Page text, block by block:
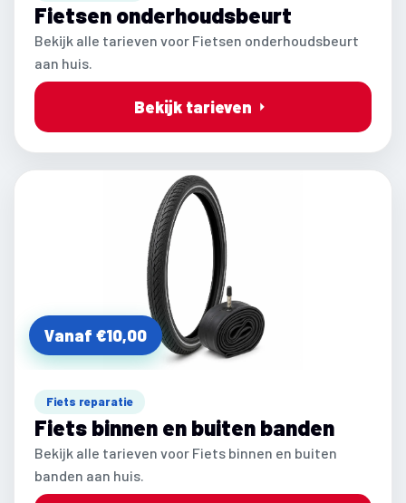
Fietsen onderhoudsbeurt
Bekijk alle tarieven voor Fietsen onderhoudsbeurt
aan huis.
Bekijk tarieven
Vanaf €10,00
Fiets reparatie
Fiets binnen en buiten banden
Bekijk alle tarieven voor Fiets binnen en buiten
banden aan huis.